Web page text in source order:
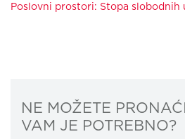
Poslovni prostori: Stopa slobodnih
NE MOŽETE
VAM JE POTREBNO?